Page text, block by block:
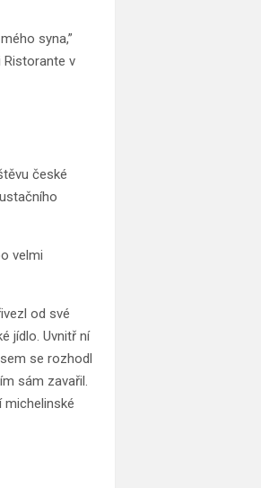
syna,”
Ristorante v
české
velmi
od své
jídlo. Uvnitř ní
se rozhodl
sám zavařil.
michelinské